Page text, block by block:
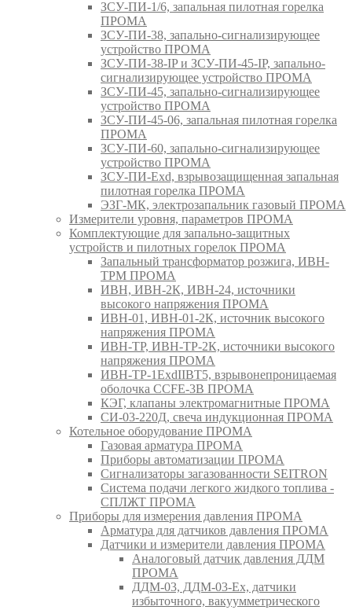
ЗСУ-ПИ-1/6, запальная пилотная горелка
ПРОМА
ЗСУ-ПИ-38, запально-сигнализирующее
устройство ПРОМА
ЗСУ-ПИ-38-IP и ЗСУ-ПИ-45-IP, запально-
сигнализирующее устройство ПРОМА
ЗСУ-ПИ-45, запально-сигнализирующее
устройство ПРОМА
ЗСУ-ПИ-45-06, запальная пилотная горелка
ПРОМА
ЗСУ-ПИ-60, запально-сигнализирующее
устройство ПРОМА
ЗСУ-ПИ-Exd, взрывозащищенная запальная
пилотная горелка ПРОМА
ЭЗГ-МК, электрозапальник газовый ПРОМА
Измерители уровня, параметров ПРОМА
Комплектующие для запально-защитных
устройств и пилотных горелок ПРОМА
Запальный трансформатор розжига, ИВН-
ТРМ ПРОМА
ИВН, ИВН-2К, ИВН-24, источники
высокого напряжения ПРОМА
ИВН-01, ИВН-01-2К, источник высокого
напряжения ПРОМА
ИВН-ТР, ИВН-ТР-2К, источники высокого
напряжения ПРОМА
ИВН-ТР-1ExdIIBT5, взрывонепроницаемая
оболочка CCFE-3B ПРОМА
КЭГ, клапаны электромагнитные ПРОМА
СИ-03-220Д, свеча индукционная ПРОМА
Котельное оборудование ПРОМА
Газовая арматура ПРОМА
Приборы автоматизации ПРОМА
Сигнализаторы загазованности SEITRON
Система подачи легкого жидкого топлива -
СПЛЖТ ПРОМА
Приборы для измерения давления ПРОМА
Арматура для датчиков давления ПРОМА
Датчики и измерители давления ПРОМА
Аналоговый датчик давления ДДМ
ПРОМА
ДДМ-03, ДДМ-03-Ех, датчики
избыточного, вакуумметрического